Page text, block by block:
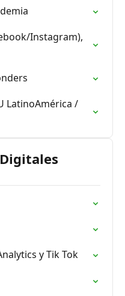
Instagram),
LatinoAmérica /
y Tik Tok